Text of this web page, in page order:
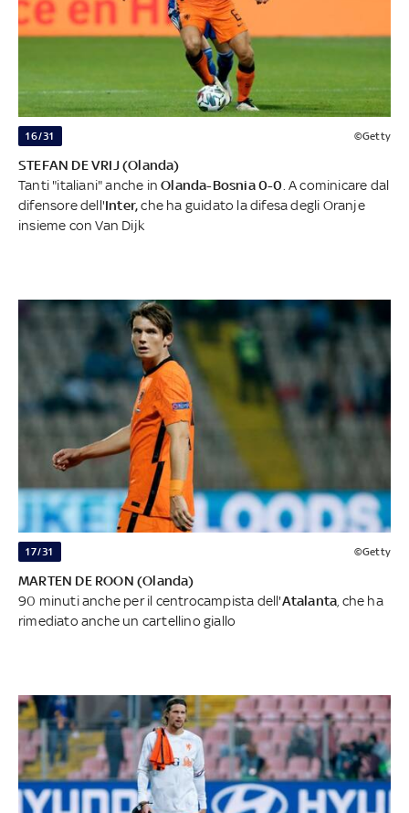
16/31 ©Getty
STEFAN DE VRIJ (Olanda)
Tanti "italiani" anche inOlanda-Bosnia 0-0 . A cominicare dal
difensore dell'Inter,che ha guidato la difesa degli Oranje
insieme con Van Dijk
17/31 ©Getty
MARTEN DE ROON (Olanda)
90 minuti anche per il centrocampista dell'Atalanta , che ha
rimediato anche un cartellino giallo